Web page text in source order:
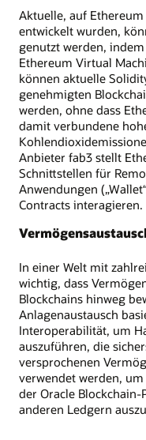
Aktuelle, auf
entwickelt wurden,
genutzt werden,
Ethereum Virtual
können aktuelle
genehmigten
werden, ohne dass
damit verbundene
Anbieter fab3 stellt
Schnittstellen für
Anwendungen
Contracts interagieren.
In einer Welt mit
wichtig, dass
Blockchains hinweg
Anlagenaustausch
Interoperabilität, um
auszuführen, die
versprochenen
verwendet werden,
der Oracle
anderen Ledgern